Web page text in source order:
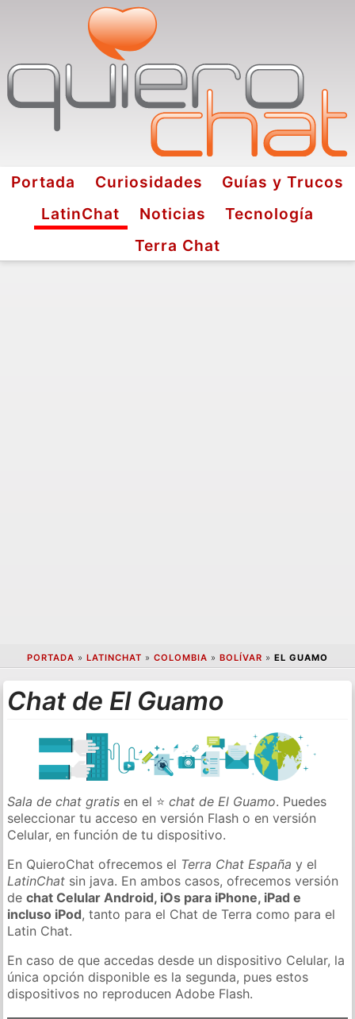
Portada Curiosidades
Guías y Trucos
LatinChat
Noticias
Tecnología
Terra Chat
PORTADA » LATINCHAT » COLOMBIA » BOLÍVAR » EL GUAMO
Chat de El Guamo
Sala de chat gratis en el ⭐chat de El Guamo. Puedes
seleccionar tu acceso en versión Flash o en versión
Celular, en función de tu dispositivo.
En QuieroChat ofrecemos el Terra Chat España y el
LatinChat sin java. En ambos casos, ofrecemos versión
dechat Celular Android, iOs para iPhone, iPad e
incluso iPod, tanto para el Chat de Terra como para el
Latin Chat.
En caso de que accedas desde un dispositivo Celular, la
única opción disponible es la segunda, pues estos
dispositivos no reproducen Adobe Flash.